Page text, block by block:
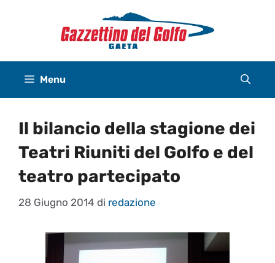
Menu
Il bilancio della stagione dei
Teatri Riuniti del Golfo e del
teatro partecipato
28 Giugno 2014 di redazione